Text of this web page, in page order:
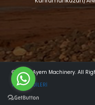
© 2023 Ayem Machinery. All
TEKNOLOJİLERİ